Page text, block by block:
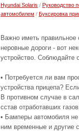
Hyundai Solaris / Руководство
автомобилем / Буксировка
Важно иметь правильное
неровные дороги - вот
устройство.
• Потребуется ли вам
устройства прицепа?
В противном случае в
сстав отработавших
• Бамперы автомобиля
ним временные и другие